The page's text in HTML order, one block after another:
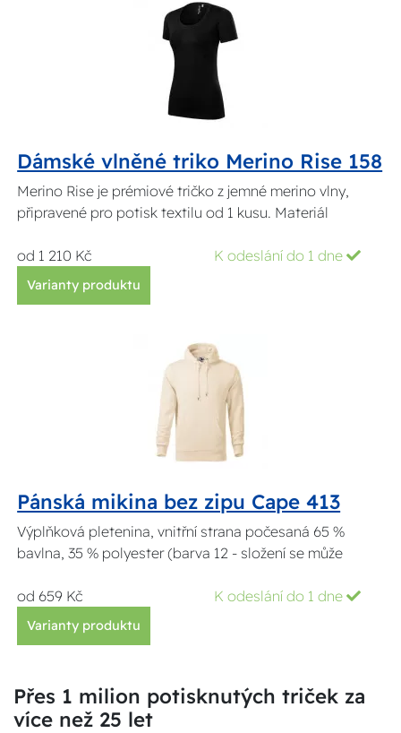
Dámské vlněné triko Merino Rise 158
Merino Rise je prémiové tričko z jemné merino vlny,
připravené pro potisk textilu od 1 kusu. Materiál
od 1 210 Kč K odeslání do 1 dne
Varianty produktu
Pánská mikina bez zipu Cape 413
Výplňková pletenina, vnitřní strana počesaná 65 %
bavlna, 35 % polyester (barva 12 - složení se může
od 659 Kč K odeslání do 1 dne
Varianty produktu
Přes 1 milion potisknutých triček za
více než 25 let